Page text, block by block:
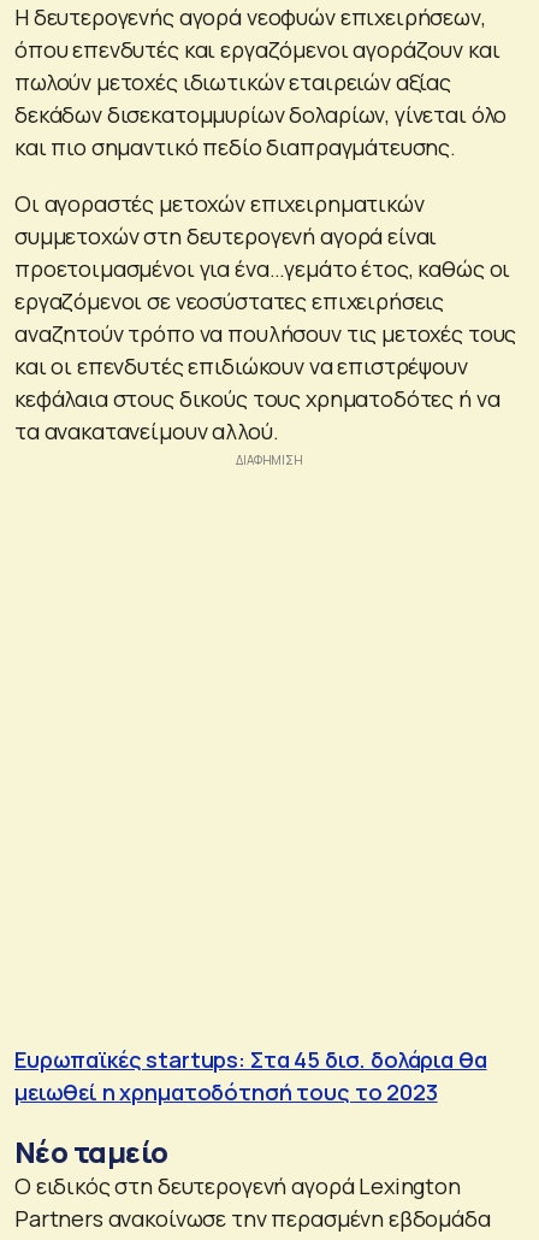
Η δευτερογενής αγορά νεοφυών επιχειρήσεων,
όπου επενδυτές και εργαζόμενοι αγοράζουν και
πωλούν μετοχές ιδιωτικών εταιρειών αξίας
δεκάδων δισεκατομμυρίων δολαρίων, γίνεται όλο
και πιο σημαντικό πεδίο διαπραγμάτευσης.
Οι αγοραστές μετοχών επιχειρηματικών
συμμετοχών στη δευτερογενή αγορά είναι
προετοιμασμένοι για ένα…γεμάτο έτος, καθώς οι
εργαζόμενοι σε νεοσύστατες επιχειρήσεις
αναζητούν τρόπο να πουλήσουν τις μετοχές τους
και οι επενδυτές επιδιώκουν να επιστρέψουν
κεφάλαια στους δικούς τους χρηματοδότες ή να
τα ανακατανείμουν αλλού.
Ευρωπαϊκές startups: Στα 45 δισ. δολάρια θα
μειωθεί η χρηματοδότησή τους το 2023
Νέο ταμείο
Ο ειδικός στη δευτερογενή αγορά Lexington
Partners ανακοίνωσε την περασμένη εβδομάδα